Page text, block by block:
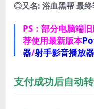
◎又名: 浴血黑帮 最终
PS：部分电脑端
荐使用最新版本
器/射手影音播放器
支付成功后自动